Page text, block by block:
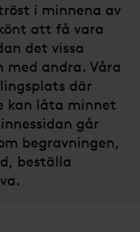
i minnena av
att få vara
det vissa
andra. Våra
där
kan låta minnet
går
begravningen,
beställa